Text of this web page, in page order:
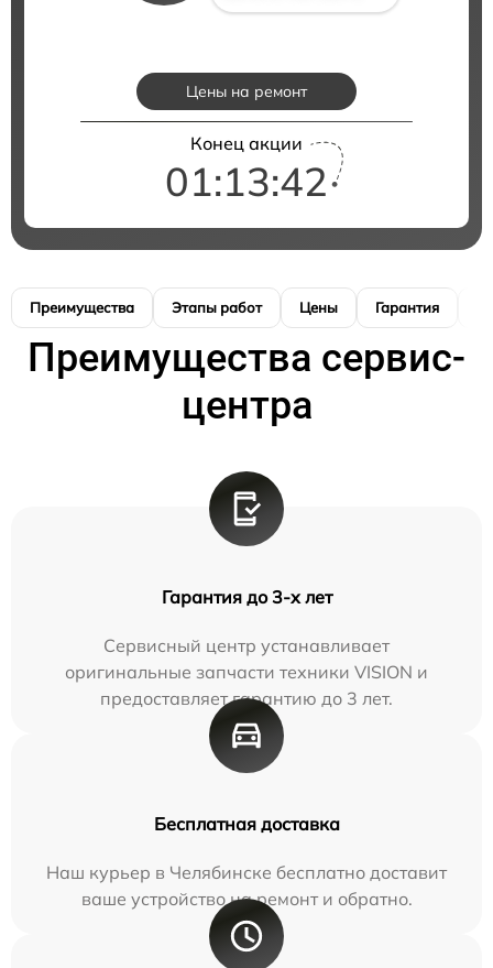
Цены на ремонт
Конец акции
01:13:41
Преимущества Этапы работ Цены Гарантия
Преимущества сервис-
центра
Гарантия до 3-х лет
Сервисный центр устанавливает
оригинальные запчасти техники VISION и
предоставляет гарантию до 3 лет.
Бесплатная доставка
Наш курьер в Челябинске бесплатно доставит
ваше устройство на ремонт и обратно.